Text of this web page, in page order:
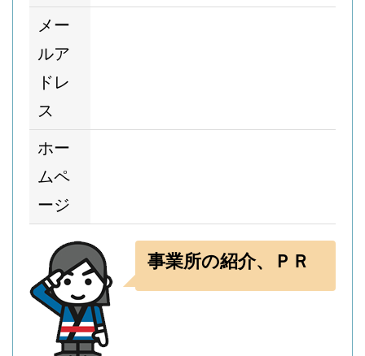
メー
ルア
ドレ
ス
ホー
ムペ
ージ
事業所の紹介、ＰＲ